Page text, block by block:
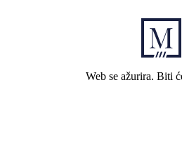
Web se ažurira. Biti